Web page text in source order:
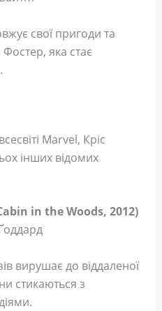
свої пригоди та
яка стає
Marvel, Кріс
інших відомих
in the Woods, 2012)
вирушає до віддаленої
стикаються з